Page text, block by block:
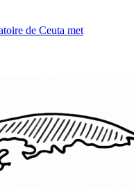
de Ceuta met